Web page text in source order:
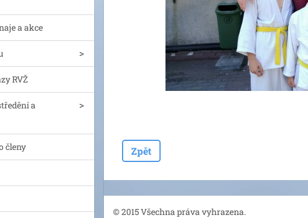
a akce
RVŽ
a
členy Zpět
© 2015 Všechna práva vyhrazena.